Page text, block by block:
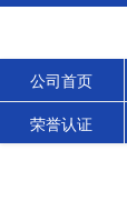
公司首页
荣誉认证